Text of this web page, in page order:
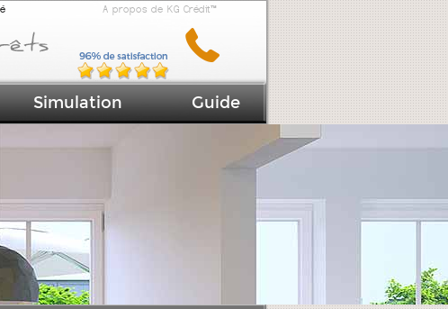
A propos de KG Crédit™
Simulation Guide